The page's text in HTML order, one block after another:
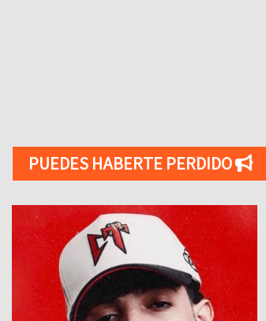
PUEDES HABERTE PERDIDO